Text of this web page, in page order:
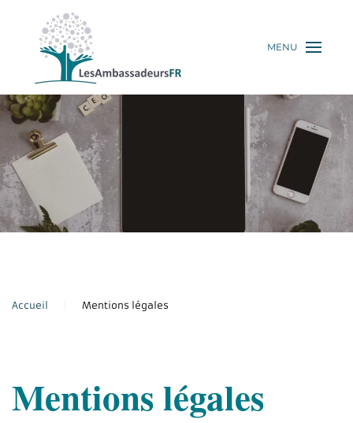
MENU
Accueil Mentions légales
Mentions légales